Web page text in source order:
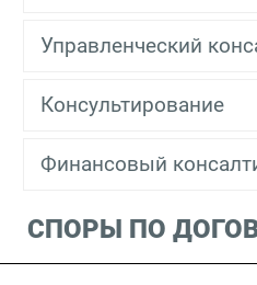
Управленческий
Консультирование
Финансовый
СПОРЫ ПО